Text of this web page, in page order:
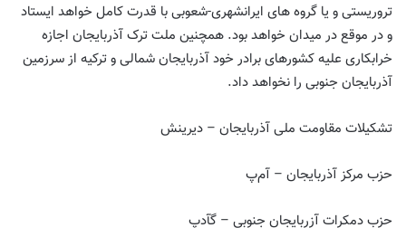
تروریستی و یا گروه های ایرانشهری-شعوبی با قدرت کامل خواهد ایستاد
و در موقع در میدان خواهد بود. همچنین ملت ترک آذربایجان اجازه
خرابکاری علیه کشورهای برادر خود آذربایجان شمالی و ترکیه از سرزمین
آذربایجان جنوبی را نخواهد داد.
تشکیلات مقاومت ملی آذربایجان – دیرینش
حزب مرکز آذربایجان – آم‌پ
حزب دمکرات آزربایجان جنوبی – گآدپ